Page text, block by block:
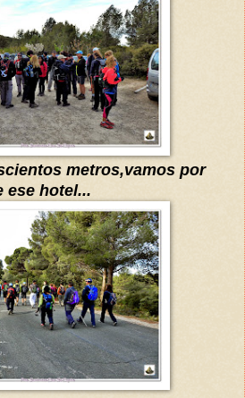
metros,vamos por
ese hotel...